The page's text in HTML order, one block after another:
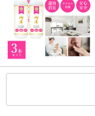
また、[新たな加工食
了により、商品詳細内
合がございます。
あらかじめご了承いた
によるお申込み後のキ
※送料はお試し費用に